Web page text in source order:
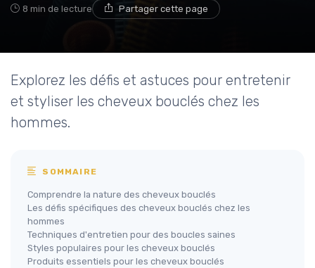
8 min de lecture Partager cette page
Explorez les défis et astuces pour entretenir
et styliser les cheveux bouclés chez les
hommes.
SOMMAIRE
Comprendre la nature des cheveux bouclés
Les défis spécifiques des cheveux bouclés chez les
hommes
Techniques d'entretien pour des boucles saines
Styles populaires pour les cheveux bouclés
Produits essentiels pour les cheveux bouclés